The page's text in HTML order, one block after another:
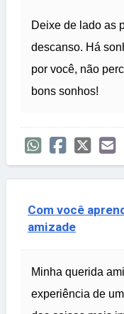
Deixe de lado as
descanso. Há
por você, não
bons sonhos!
Com você
amizade
Minha querida
experiência de